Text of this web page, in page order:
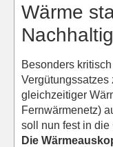
Wärme
Besonders
Vergütungssatzes
gleichzeitiger
Fernwärmenetz)
soll nun fest in die
Die